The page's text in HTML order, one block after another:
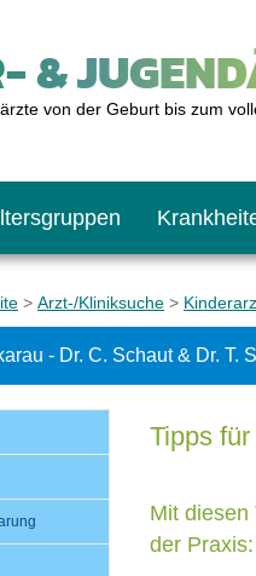
&
von der Geburt bis zum
Das erste Jahr
Schulkinder
Jugendliche
Baby: U1 bis
Schulkind:
Teenager: J1
Impfkalender
Was muss
Impfreaktionen
Hausapotheke
Notdienste
Link-Tipps
BMI-Rechner
Wachstum-
> Arzt-/Kliniksuche >
- Dr. C. Schaut & Dr. T.
Tipps
Mit diesen
der Praxis: